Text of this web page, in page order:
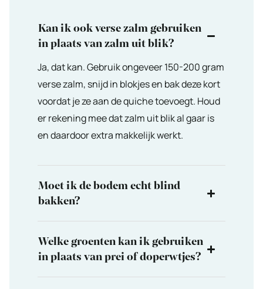
Kan ik ook verse zalm gebruiken
in plaats van zalm uit blik?
Ja, dat kan. Gebruik ongeveer 150-200 gram
verse zalm, snijd in blokjes en bak deze kort
voordat je ze aan de quiche toevoegt. Houd
er rekening mee dat zalm uit blik al gaar is
en daardoor extra makkelijk werkt.
Moet ik de bodem echt blind
bakken?
Welke groenten kan ik gebruiken
in plaats van prei of doperwtjes?